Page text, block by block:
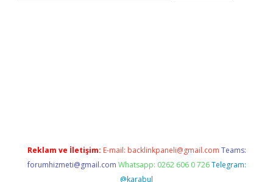
Reklam ve İletişim: E-mail: backlinkpaneli@gmail.com Teams:
forumhizmeti@gmail.com Whatsapp: 0262 606 0 726 Telegram:
@karabul